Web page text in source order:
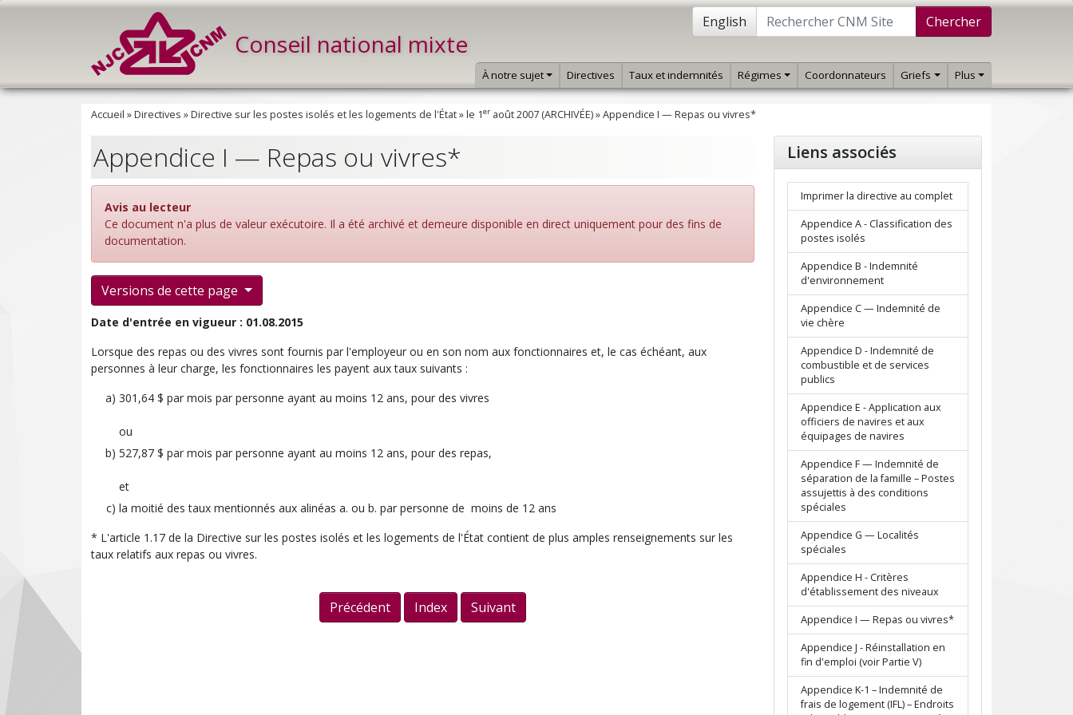
Conseil national mixte
English Chercher
À notre sujet Directives Taux et indemnités Régimes Coordonnateurs Griefs Plus
Accueil »Directives »Directive sur les postes isolés et les logements de l'État»le 1er août 2007 (ARCHIVÉE)»Appendice I — Repas ou vivres*
Appendice I — Repas ou vivres*
Avis au lecteur
Ce document n'a plus de valeur exécutoire. Il a été archivé et demeure disponible en direct uniquement pour des fins de
documentation.
Versions de cette page
Date d'entrée en vigueur : 01.08.2015
Lorsque des repas ou des vivres sont fournis par l'employeur ou en son nom aux fonctionnaires et, le cas échéant, aux
personnes à leur charge, les fonctionnaires les payent aux taux suivants :
301,64 $ par mois par personne ayant au moins 12 ans, pour des vivres
ou
527,87 $ par mois par personne ayant au moins 12 ans, pour des repas,
et
la moitié des taux mentionnés aux alinéas a. ou b. par personne de moins de 12 ans
* L'article 1.17 de la Directive sur les postes isolés et les logements de l'État contient de plus amples renseignements sur les
taux relatifs aux repas ou vivres.
Précédent Index Suivant
Liens associés
Imprimer la directive au complet
Appendice A - Classification des
postes isolés
Appendice B - Indemnité
d'environnement
Appendice C — Indemnité de
vie chère
Appendice D - Indemnité de
combustible et de services
publics
Appendice E - Application aux
officiers de navires et aux
équipages de navires
Appendice F — Indemnité de
séparation de la famille – Postes
assujettis à des conditions
spéciales
Appendice G — Localités
spéciales
Appendice H - Critères
d'établissement des niveaux
Appendice I — Repas ou vivres*
Appendice J - Réinstallation en
fin d'emploi (voir Partie V)
Appendice K-1 – Indemnité de
frais de logement (IFL) – Endroits